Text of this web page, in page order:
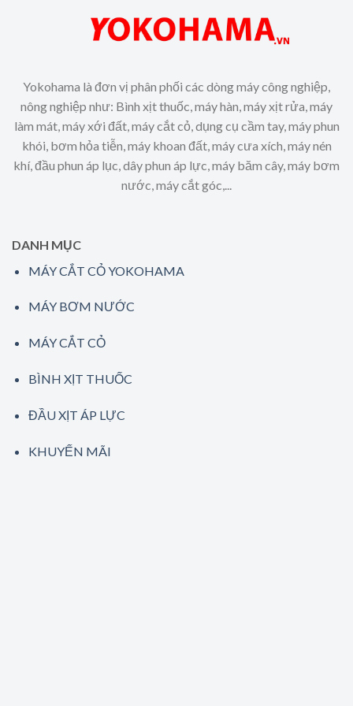
Yokohama là đơn vị phân phối các dòng máy công nghiệp,
nông nghiệp như: Bình xịt thuốc, máy hàn, máy xịt rửa, máy
làm mát, máy xới đất, máy cắt cỏ, dụng cụ cầm tay, máy phun
khói, bơm hỏa tiễn, máy khoan đất, máy cưa xích, máy nén
khí, đầu phun áp lục, dây phun áp lực, máy băm cây, máy bơm
nước, máy cắt góc,...
DANH MỤC
MÁY CẮT CỎ YOKOHAMA
MÁY BƠM NƯỚC
MÁY CẮT CỎ
BÌNH XỊT THUỐC
ĐẦU XỊT ÁP LỰC
KHUYẾN MÃI